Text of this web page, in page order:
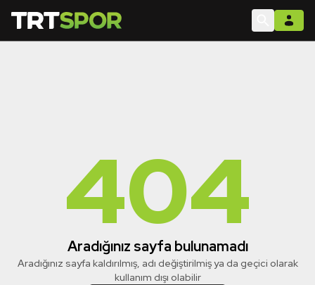
404
Aradığınız sayfa bulunamadı
Aradığınız sayfa kaldırılmış, adı değiştirilmiş ya da geçici olarak
kullanım dışı olabilir